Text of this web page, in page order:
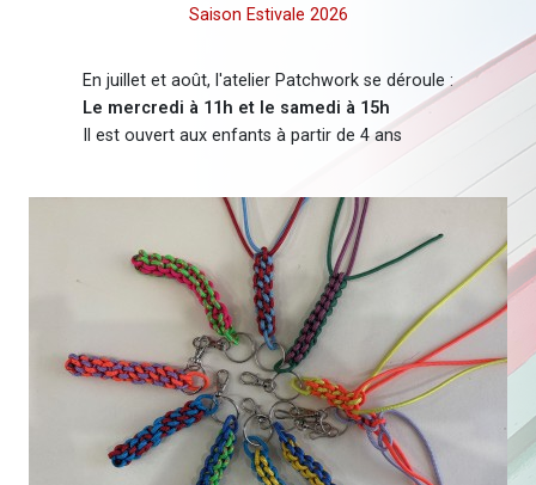
Saison Estivale 2026
En juillet et août, l'atelier Patchwork se déroule :
Le mercredi à 11h et le samedi à 15h
Il est ouvert aux enfants à partir de 4 ans